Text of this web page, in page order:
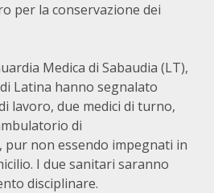
per la conservazione dei
Medica di Sabaudia (LT),
Latina hanno segnalato
lavoro, due medici di turno,
di
pur non essendo impegnati in
I due sanitari saranno
disciplinare.